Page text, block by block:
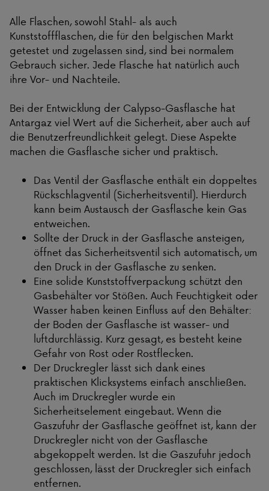
Alle Flaschen, sowohl Stahl- als auch
Kunststoffflaschen, die für den belgischen Markt
getestet und zugelassen sind, sind bei normalem
Gebrauch sicher. Jede Flasche hat natürlich auch
ihre Vor- und Nachteile.
Bei der Entwicklung der Calypso-Gasflasche hat
Antargaz viel Wert auf die Sicherheit, aber auch auf
die Benutzerfreundlichkeit gelegt. Diese Aspekte
machen die Gasflasche sicher und praktisch.
Das Ventil der Gasflasche enthält ein doppeltes
Rückschlagventil (Sicherheitsventil). Hierdurch
kann beim Austausch der Gasflasche kein Gas
entweichen.
Sollte der Druck in der Gasflasche ansteigen,
öffnet das Sicherheitsventil sich automatisch, um
den Druck in der Gasflasche zu senken.
Eine solide Kunststoffverpackung schützt den
Gasbehälter vor Stößen. Auch Feuchtigkeit oder
Wasser haben keinen Einfluss auf den Behälter:
der Boden der Gasflasche ist wasser- und
luftdurchlässig. Kurz gesagt, es besteht keine
Gefahr von Rost oder Rostflecken.
Der Druckregler lässt sich dank eines
praktischen Klicksystems einfach anschließen.
Auch im Druckregler wurde ein
Sicherheitselement eingebaut. Wenn die
Gaszufuhr der Gasflasche geöffnet ist, kann der
Druckregler nicht von der Gasflasche
abgekoppelt werden. Ist die Gaszufuhr jedoch
geschlossen, lässt der Druckregler sich einfach
entfernen.